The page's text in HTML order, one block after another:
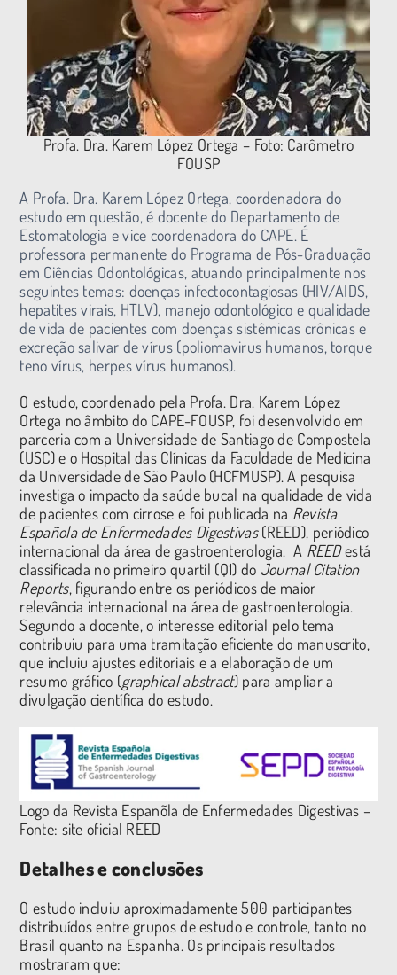
Profa. Dra. Karem López Ortega – Foto: Carômetro
FOUSP
A Profa. Dra. Karem López Ortega, coordenadora do
estudo em questão, é docente do Departamento de
Estomatologia e vice coordenadora do CAPE. É
professora permanente do Programa de Pós-Graduação
em Ciências Odontológicas, atuando principalmente nos
seguintes temas: doenças infectocontagiosas (HIV/AIDS,
hepatites virais, HTLV), manejo odontológico e qualidade
de vida de pacientes com doenças sistêmicas crônicas e
excreção salivar de vírus (poliomavirus humanos, torque
teno vírus, herpes vírus humanos).
O estudo, coordenado pela Profa. Dra. Karem López
Ortega no âmbito do CAPE-FOUSP, foi desenvolvido em
parceria com a Universidade de Santiago de Compostela
(USC) e o Hospital das Clínicas da Faculdade de Medicina
da Universidade de São Paulo (HCFMUSP). A pesquisa
investiga o impacto da saúde bucal na qualidade de vida
de pacientes com cirrose e foi publicada na Revista
Española de Enfermedades Digestivas(REED), periódico
internacional da área de gastroenterologia. A REEDestá
classificada no primeiro quartil (Q1) do Journal Citation
Reports, figurando entre os periódicos de maior
relevância internacional na área de gastroenterologia.
Segundo a docente, o interesse editorial pelo tema
contribuiu para uma tramitação eficiente do manuscrito,
que incluiu ajustes editoriais e a elaboração de um
resumo gráfico (graphical abstract) para ampliar a
divulgação científica do estudo.
Logo da Revista Espanõla de Enfermedades Digestivas –
Fonte: site oficial REED
Detalhes e conclusões
O estudo incluiu aproximadamente 500 participantes
distribuídos entre grupos de estudo e controle, tanto no
Brasil quanto na Espanha. Os principais resultados
mostraram que: